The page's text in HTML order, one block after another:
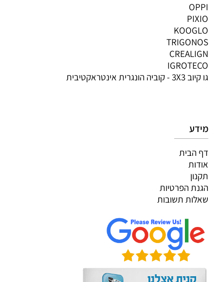
OPPI
PIXIO
KOOGLO
TRIGONOS
CREALIGN
IGROTECO
גו קיוב 3X3 - קוביה הונגרית אינטראקטיבית
מידע
דף הבית
אודות
תקנון
הגנת הפרטיות
שאלות תשובות